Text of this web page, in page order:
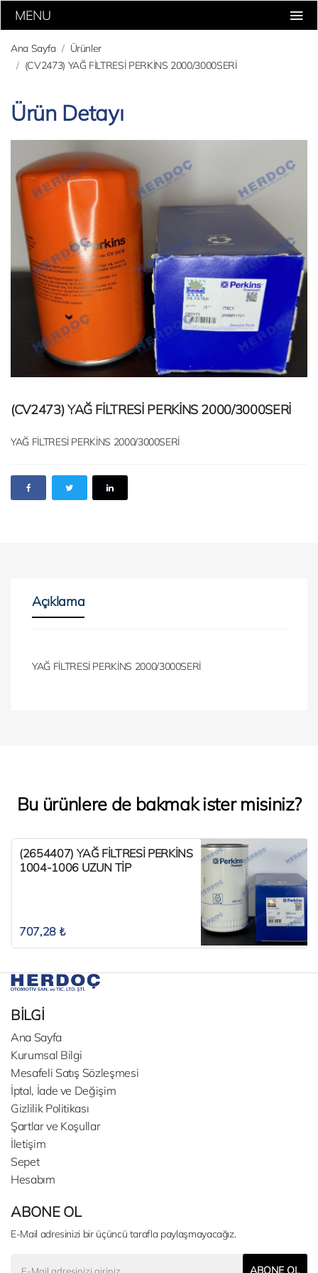
MENU
Ana Sayfa
Ürünler
(CV2473) YAĞ FİLTRESİ PERKİNS 2000/3000SERİ
Ürün Detayı
(CV2473) YAĞ FİLTRESİ PERKİNS 2000/3000SERİ
YAĞ FİLTRESİ PERKİNS 2000/3000SERİ
Açıklama
YAĞ FİLTRESİ PERKİNS 2000/3000SERİ
Bu ürünlere de bakmak ister misiniz?
(2654407) YAĞ FİLTRESİ PERKİNS
1004-1006 UZUN TİP
707,28 ₺
BİLGİ
Ana Sayfa
Kurumsal Bilgi
Mesafeli Satış Sözleşmesi
İptal, İade ve Değişim
Gizlilik Politikası
Şartlar ve Koşullar
İletişim
Sepet
Hesabım
ABONE OL
E-Mail adresinizi bir üçüncü tarafla paylaşmayacağız.
ABONE OL